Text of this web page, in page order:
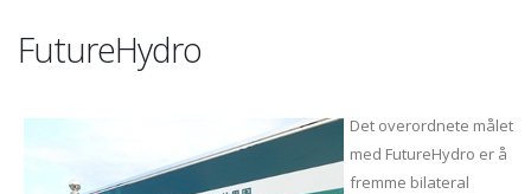
FutureHydro
Det overordnete målet
med FutureHydro er å
fremme bilateral